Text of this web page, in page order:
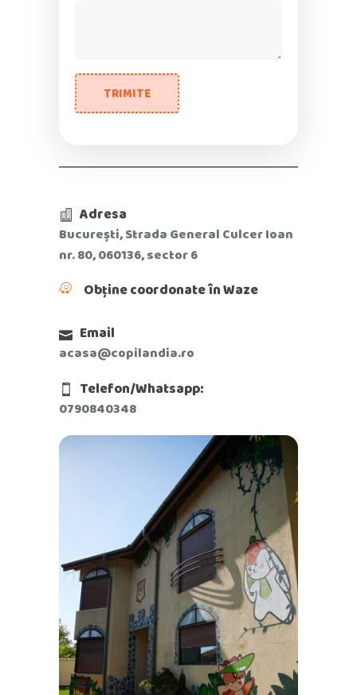
TRIMITE
Adresa
București, Strada General Culcer Ioan
nr. 80, 060136, sector 6
Obține coordonate în Waze
Email
acasa@copilandia.ro
Telefon/Whatsapp:
0790840348